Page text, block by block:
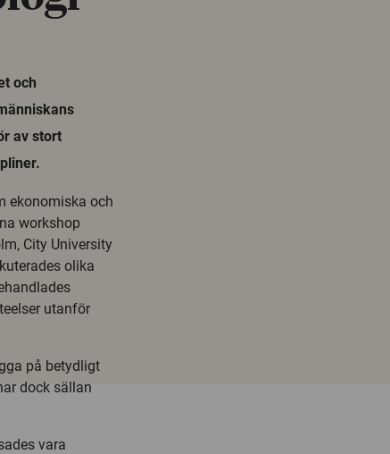
och
av stort
ekonomiska och
workshop
City University
olika
utanför
på betydligt
dock sällan
vara